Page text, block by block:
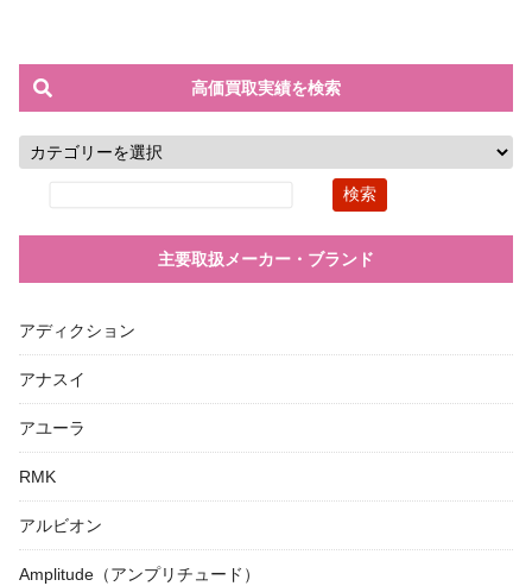
高価買取実績を検索
主要取扱メーカー・ブランド
アディクション
アナスイ
アユーラ
RMK
アルビオン
Amplitude（アンプリチュード）